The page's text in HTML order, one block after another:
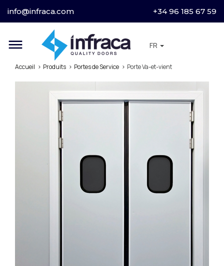
info@infraca.com +34 96 185 67 59
dehaze FR
Accueil Produits Portes de Service Porte Va-et-vient